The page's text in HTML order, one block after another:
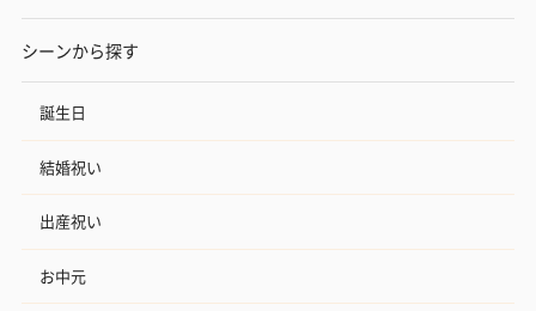
シーンから探す
誕生日
結婚祝い
出産祝い
お中元